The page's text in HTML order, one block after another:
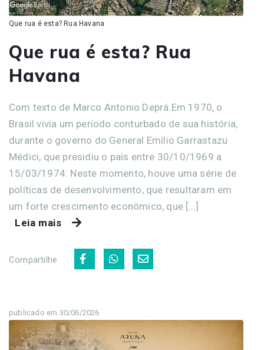
Que rua é esta? Rua Havana
Que rua é esta? Rua
Havana
Com texto de Marco Antonio Deprá.Em 1970, o
Brasil vivia um período conturbado de sua história,
durante o governo do General Emílio Garrastazu
Médici, que presidiu o país entre 30/10/1969 a
15/03/1974. Neste momento, houve uma série de
políticas de desenvolvimento, que resultaram em
um forte crescimento econômico, que [...]
Leia mais
Compartilhe
publicado em 30/06/2026